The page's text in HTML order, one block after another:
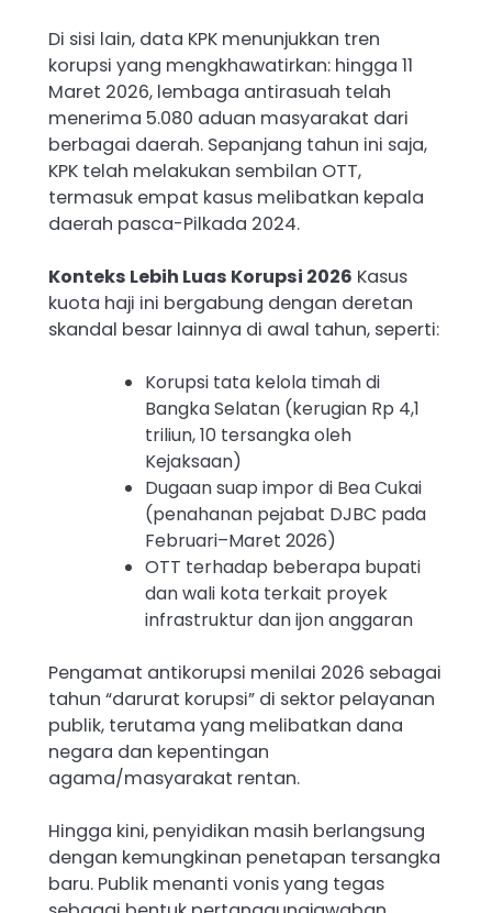
Di sisi lain, data KPK menunjukkan tren
korupsi yang mengkhawatirkan: hingga 11
Maret 2026, lembaga antirasuah telah
menerima 5.080 aduan masyarakat dari
berbagai daerah. Sepanjang tahun ini saja,
KPK telah melakukan sembilan OTT,
termasuk empat kasus melibatkan kepala
daerah pasca-Pilkada 2024.
Konteks Lebih Luas Korupsi 2026 Kasus
kuota haji ini bergabung dengan deretan
skandal besar lainnya di awal tahun, seperti:
Korupsi tata kelola timah di
Bangka Selatan (kerugian Rp 4,1
triliun, 10 tersangka oleh
Kejaksaan)
Dugaan suap impor di Bea Cukai
(penahanan pejabat DJBC pada
Februari–Maret 2026)
OTT terhadap beberapa bupati
dan wali kota terkait proyek
infrastruktur dan ijon anggaran
Pengamat antikorupsi menilai 2026 sebagai
tahun “darurat korupsi” di sektor pelayanan
publik, terutama yang melibatkan dana
negara dan kepentingan
agama/masyarakat rentan.
Hingga kini, penyidikan masih berlangsung
dengan kemungkinan penetapan tersangka
baru. Publik menanti vonis yang tegas